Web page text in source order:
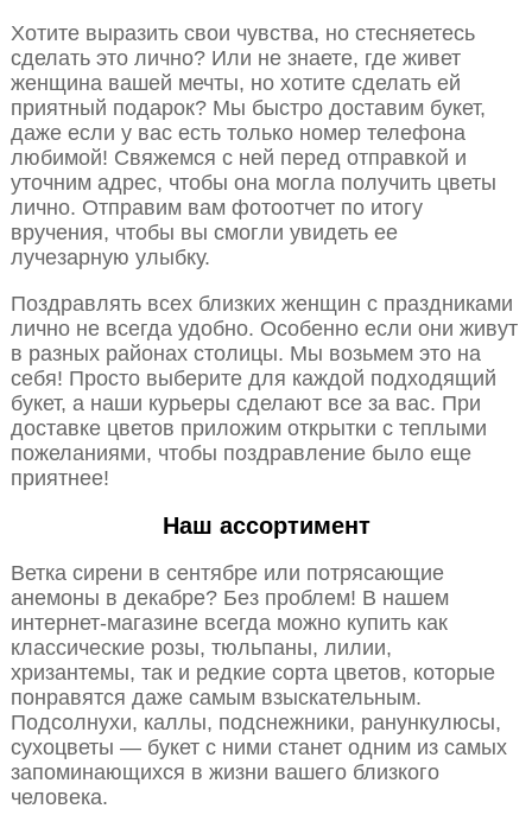
Хотите выразить свои чувства, но стесняетесь
сделать это лично? Или не знаете, где живет
женщина вашей мечты, но хотите сделать ей
приятный подарок? Мы быстро доставим букет,
даже если у вас есть только номер телефона
любимой! Свяжемся с ней перед отправкой и
уточним адрес, чтобы она могла получить цветы
лично. Отправим вам фотоотчет по итогу
вручения, чтобы вы смогли увидеть ее
лучезарную улыбку.
Поздравлять всех близких женщин с праздниками
лично не всегда удобно. Особенно если они живут
в разных районах столицы. Мы возьмем это на
себя! Просто выберите для каждой подходящий
букет, а наши курьеры сделают все за вас. При
доставке цветов приложим открытки с теплыми
пожеланиями, чтобы поздравление было еще
приятнее!
Наш ассортимент
Ветка сирени в сентябре или потрясающие
анемоны в декабре? Без проблем! В нашем
интернет-магазине всегда можно купить как
классические розы, тюльпаны, лилии,
хризантемы, так и редкие сорта цветов, которые
понравятся даже самым взыскательным.
Подсолнухи, каллы, подснежники, ранункулюсы,
сухоцветы — букет с ними станет одним из самых
запоминающихся в жизни вашего близкого
человека.